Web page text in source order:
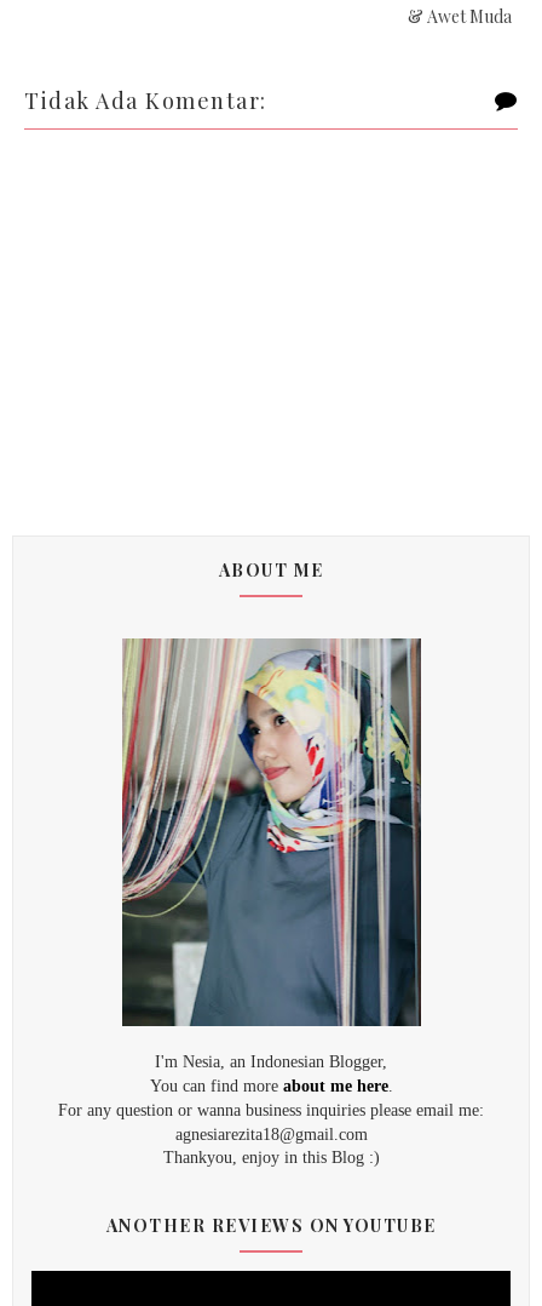
& Awet Muda
Tidak Ada Komentar:
ABOUT ME
I'm Nesia, an Indonesian Blogger,
You can find more about me here.
For any question or wanna business inquiries please email me:
agnesiarezita18@gmail.com
Thankyou, enjoy in this Blog :)
ANOTHER REVIEWS ON YOUTUBE